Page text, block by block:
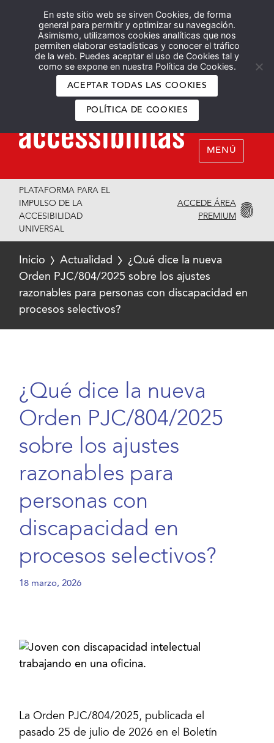
En este sitio web se sirven Cookies, de forma
general para permitir y optimizar su navegación.
Asimismo, utilizamos cookies analíticas que nos
permiten elaborar estadísticas y conocer el tráfico
de la web. Puedes aceptar el uso de Cookies tal y
como se expone en nuestra Política de Cookies.
ACEPTAR TODAS LAS COOKIES
POLÍTICA DE COOKIES
Español English
MENÚ
PLATAFORMA PARA EL
IMPULSO DE LA
ACCESIBILIDAD
UNIVERSAL
ACCEDE ÁREA
PREMIUM
Inicio Actualidad
¿Qué dice la nueva
Orden PJC/804/2025 sobre los ajustes
razonables para personas con discapacidad en
procesos selectivos?
¿Qué dice la nueva
Orden PJC/804/2025
sobre los ajustes
razonables para
personas con
discapacidad en
procesos selectivos?
18 marzo, 2026
La Orden PJC/804/2025, publicada el
pasado 25 de julio de 2026 en el Boletín